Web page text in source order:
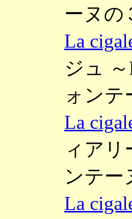
ーヌの
La
ジュ ～
ォンテ
La
ィアリ
ンテー
La